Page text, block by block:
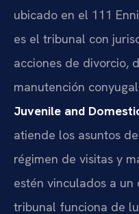
ubicado en el 111
es el tribunal con
acciones de divorcio,
manutención
Juvenile and
atiende los asuntos
régimen de visitas y
estén vinculados a
tribunal funciona de